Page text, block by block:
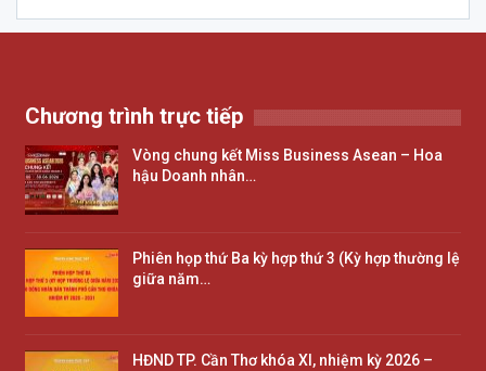
Chương trình trực tiếp
Vòng chung kết Miss Business Asean – Hoa
hậu Doanh nhân…
Phiên họp thứ Ba kỳ hợp thứ 3 (Kỳ hợp thường lệ
giữa năm…
HĐND TP. Cần Thơ khóa XI, nhiệm kỳ 2026 –